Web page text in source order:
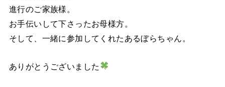
進行のご家族様。
お手伝いして下さったお母様方。
そして、一緒に参加してくれたあるぼらちゃん。
ありがとうございました